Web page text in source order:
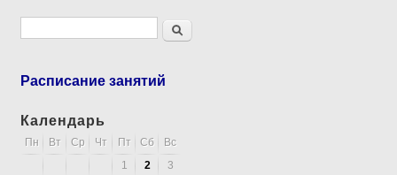
Форма поискаПоиск
Расписание занятий
Календарь
Пн Вт Ср Чт Пт Сб
Вс
1
2
3